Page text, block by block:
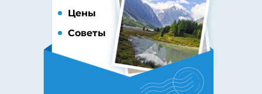
Цены
Советы